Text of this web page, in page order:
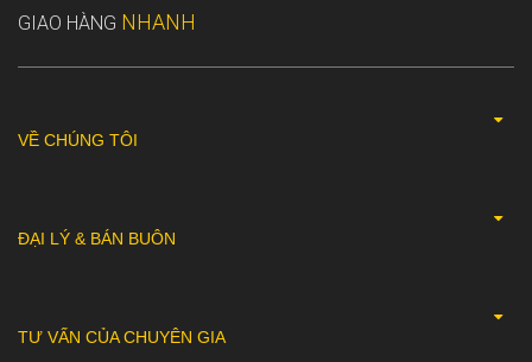
GIAO HÀNG NHANH
VỀ CHÚNG TÔI
ĐẠI LÝ & BÁN BUÔN
TƯ VẤN CỦA CHUYÊN GIA